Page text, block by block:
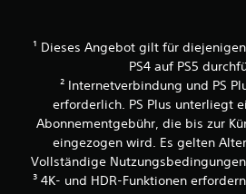
b
c
k
d
e
s
C
o
p
e
l
e
n
)
.
¹ Dieses Angebot gilt für
PS4 auf PS5
² Internetverbindung und PS
erforderlich. PS Plus unterliegt
Abonnementgebühr, die bis zur
eingezogen wird. Es gelten
Vollständige
³ 4K- und HDR-Funktionen